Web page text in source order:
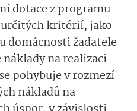
dotace z programu
kritérií, jako
domácnosti žadatele
na realizaci
pohybuje v rozmezí
nákladů na